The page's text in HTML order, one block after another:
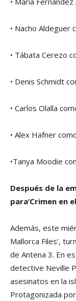
• Nacho Aldeguer
• Tábata Cerezo
• Denis Schmidt
• Carlos Olalla
• Alex Hafner
•Tanya Moodie
Después de la
para‘Crimen en
Además, este
Mallorca Files’,
de Antena 3. En
detective Neville
asesinatos en la
Protagonizada